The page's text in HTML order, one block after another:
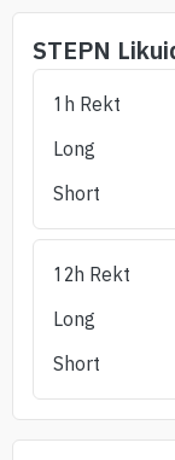
STEPN
1h Rekt
Long
Short
12h Rekt
Long
Short